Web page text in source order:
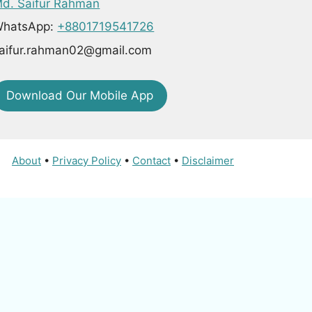
Saifur Rahman
+8801719541726
Download Our Mobile App
About • Privacy Policy • Contact • Disclaimer